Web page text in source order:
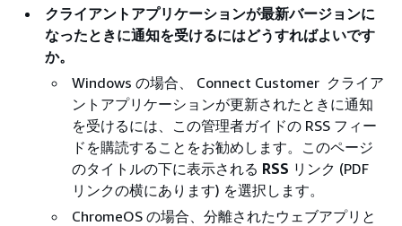
クライアントアプリケーションが最新バージョンに
なったときに通知を受けるにはどうすればよいです
か。
Windows の場合、 Connect Customer クライア
ントアプリケーションが更新されたときに通知
を受けるには、この管理者ガイドの RSS フィー
ドを購読することをお勧めします。このページ
のタイトルの下に表示される RSS リンク (PDF
リンクの横にあります) を選択します。
ChromeOS の場合、分離されたウェブアプリと